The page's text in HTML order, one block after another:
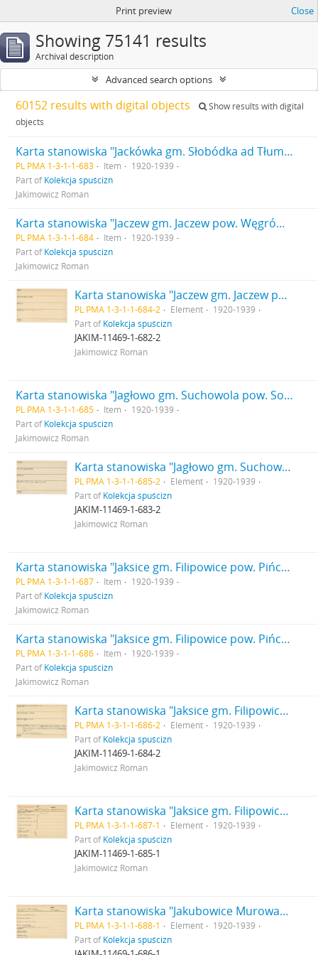
Print preview Close
Showing 75141 results
Archival description
Advanced search options
60152 results with digital objects
Show results with digital
objects
Karta stanowiska "Jackówka gm. Słobódka ad Tłumacz pow. tłumacki woj. stanisławowskie" (druk rękopis)
PL PMA 1-3-1-1-683 Item
1920-1939
Part ofKolekcja spuścizn
Jakimowicz Roman
Karta stanowiska "Jaczew gm. Jaczew pow. Węgrów woj. Lublin" (druk rękopis)
PL PMA 1-3-1-1-684 Item
1920-1939
Part ofKolekcja spuścizn
Jakimowicz Roman
Karta stanowiska "Jaczew gm. Jaczew pow. Węgrów woj. Lublin" (druk rękopis) - strona 2
PL PMA 1-3-1-1-684-2 Element
1920-1939
Part ofKolekcja spuścizn
JAKIM-11469-1-682-2
Jakimowicz Roman
Karta stanowiska "Jagłowo gm. Suchowola pow. Sokólski woj. białostockie" (druk rękopis)
PL PMA 1-3-1-1-685 Item
1920-1939
Part ofKolekcja spuścizn
Jakimowicz Roman
Karta stanowiska "Jagłowo gm. Suchowola pow. Sokólski woj. białostockie" (druk rękopis) - strona 2
PL PMA 1-3-1-1-685-2 Element
1920-1939
Part ofKolekcja spuścizn
JAKIM-11469-1-683-2
Jakimowicz Roman
Karta stanowiska "Jaksice gm. Filipowice pow. Pińczów woj. Kieleckie" (druk rękopis)
PL PMA 1-3-1-1-687 Item
1920-1939
Part ofKolekcja spuścizn
Jakimowicz Roman
Karta stanowiska "Jaksice gm. Filipowice pow. Pińczów woj. kieleckie" (druk rękopis)
PL PMA 1-3-1-1-686 Item
1920-1939
Part ofKolekcja spuścizn
Jakimowicz Roman
Karta stanowiska "Jaksice gm. Filipowice pow. Pińczów woj. kieleckie" (druk rękopis) - strona 2
PL PMA 1-3-1-1-686-2 Element
1920-1939
Part ofKolekcja spuścizn
JAKIM-11469-1-684-2
Jakimowicz Roman
Karta stanowiska "Jaksice gm. Filipowice pow. Pińczów woj. Kieleckie" (druk rękopis) - strona 1
PL PMA 1-3-1-1-687-1 Element
1920-1939
Part ofKolekcja spuścizn
JAKIM-11469-1-685-1
Jakimowicz Roman
Karta stanowiska "Jakubowice Murowane gm. Wólka pow. Lublin woj. Lublin" (druk rękopis) - strona 1
PL PMA 1-3-1-1-688-1 Element
1920-1939
Part ofKolekcja spuścizn